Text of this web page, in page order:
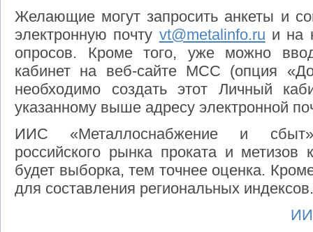
Желающие могут запросить анкеты и
электронную почту vt@metalinfo.ru и на
опросов. Кроме того, уже можно
кабинет на веб-сайте МСС (опция
необходимо создать этот Личный
указанному выше адресу электронной
ИИС «Металлоснабжение и сбыт»
российского рынка проката и
будет выборка, тем точнее оценка.
для составления региональных индексов.